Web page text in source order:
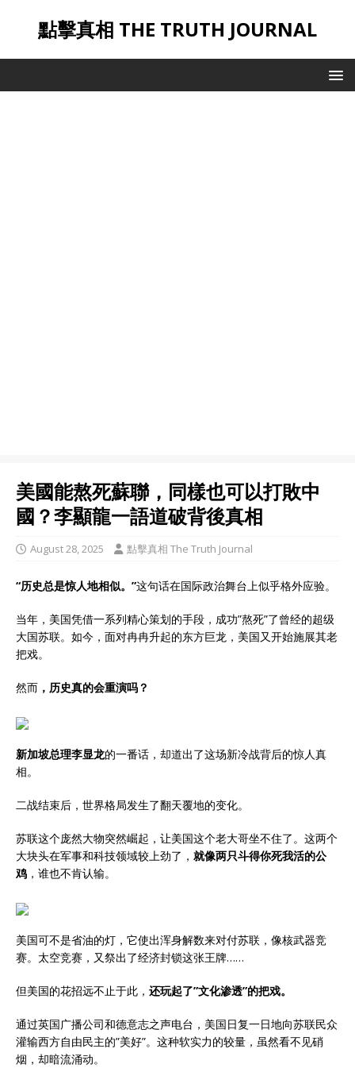
點擊真相 THE TRUTH JOURNAL
美國能熬死蘇聯，同樣也可以打敗中
國？李顯龍一語道破背後真相
August 28, 2025 點擊真相 The Truth Journal
“历史总是惊人地相似。”这句话在国际政治舞台上似乎格外应验。
当年，美国凭借一系列精心策划的手段，成功”熬死”了曾经的超级
大国苏联。如今，面对冉冉升起的东方巨龙，美国又开始施展其老
把戏。
然而 ，历史真的会重演吗？
新加坡总理李显龙的一番话，却道出了这场新冷战背后的惊人真
相。
二战结束后，世界格局发生了翻天覆地的变化。
苏联这个庞然大物突然崛起，让美国这个老大哥坐不住了。这两个
大块头在军事和科技领域较上劲了， 就像两只斗得你死我活的公
鸡 ，谁也不肯认输。
美国可不是省油的灯，它使出浑身解数来对付苏联，像核武器竞
赛。太空竞赛，又祭出了经济封锁这张王牌……
但美国的花招远不止于此， 还玩起了”文化渗透”的把戏。
通过英国广播公司和德意志之声电台，美国日复一日地向苏联民众
灌输西方自由民主的”美好”。这种软实力的较量，虽然看不见硝
烟，却暗流涌动。